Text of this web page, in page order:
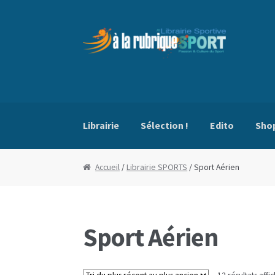
Aller
à
Aller
au
Librairie Sélection ! Edito
AccueilBlogBoutiqueCommande
Accueil / Librairie SPORTS / Sport Aérien
Sport Aérien